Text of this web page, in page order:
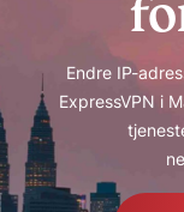
Endre IP-
ExpressVPN i